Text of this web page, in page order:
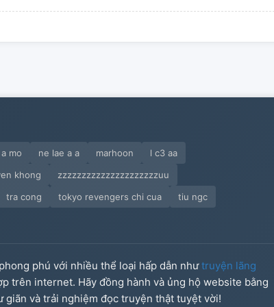
mo ne lae a a marhoon
l c3 aa
khong
zzzzzzzzzzzzzzzzzzzzzuu
tra cong tokyo revengers chi cua
tiu ngc
phú với nhiều thể loại hấp dẫn nhưtruyện lãng
trên internet. Hãy đồng hành và ủng hộ website bằng
và trải nghiệm đọc truyện thật tuyệt vời!